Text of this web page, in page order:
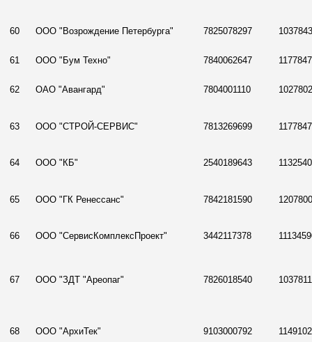
60 ООО "Возрождение Петербурга" 7825078297
61 ООО "Бум Техно" 7840062647
62 ОАО "Авангард" 7804001110
63 ООО "СТРОЙ-СЕРВИС" 7813269699
64 ООО "КБ" 2540189643
65 ООО "ГК Ренессанс" 7842181590
66 ООО "СервисКомплексПроект" 3442117378
67 ООО "ЗДТ "Ареопаг" 7826018540
68 ООО "АрхиТек" 9103000792